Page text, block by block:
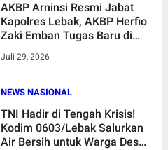
AKBP Arninsi Resmi Jabat
Kapolres Lebak, AKBP Herfio
Zaki Emban Tugas Baru di
Juli 29, 2026
NEWS NASIONAL
TNI Hadir di Tengah Krisis!
Kodim 0603/Lebak Salurkan
Air Bersih untuk Warga Desa